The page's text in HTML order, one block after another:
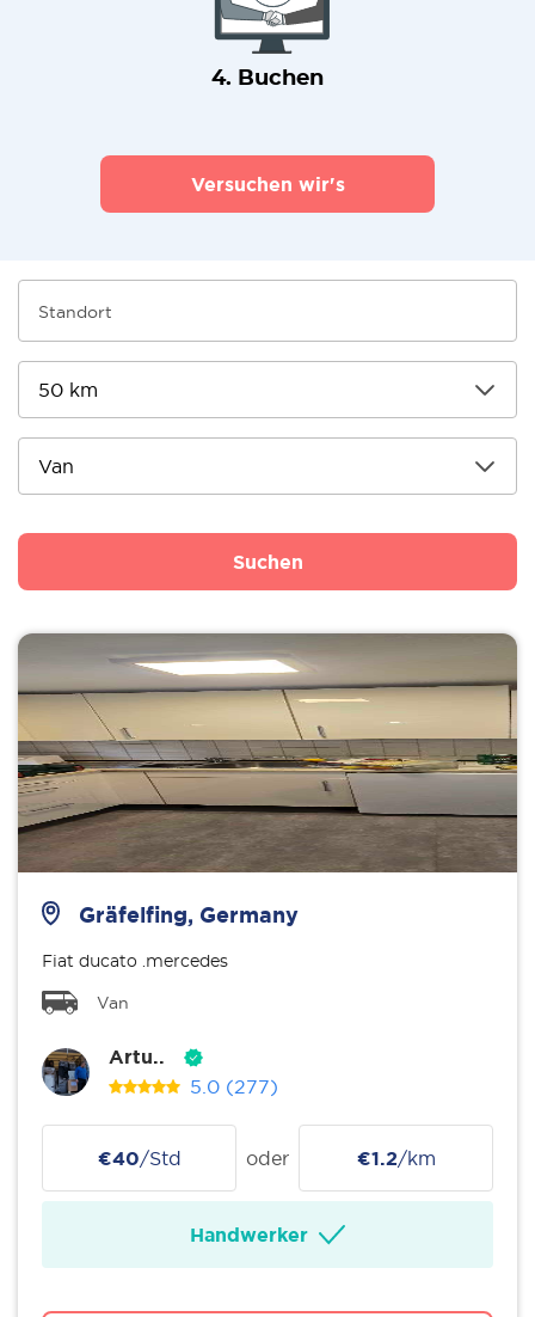
4. Buchen
Versuchen wir's
Suchen
Gräfelfing, Germany
Fiat ducato .mercedes
Van
Artu..
5.0 (277)
€40/Std oder €1.2/km
Handwerker